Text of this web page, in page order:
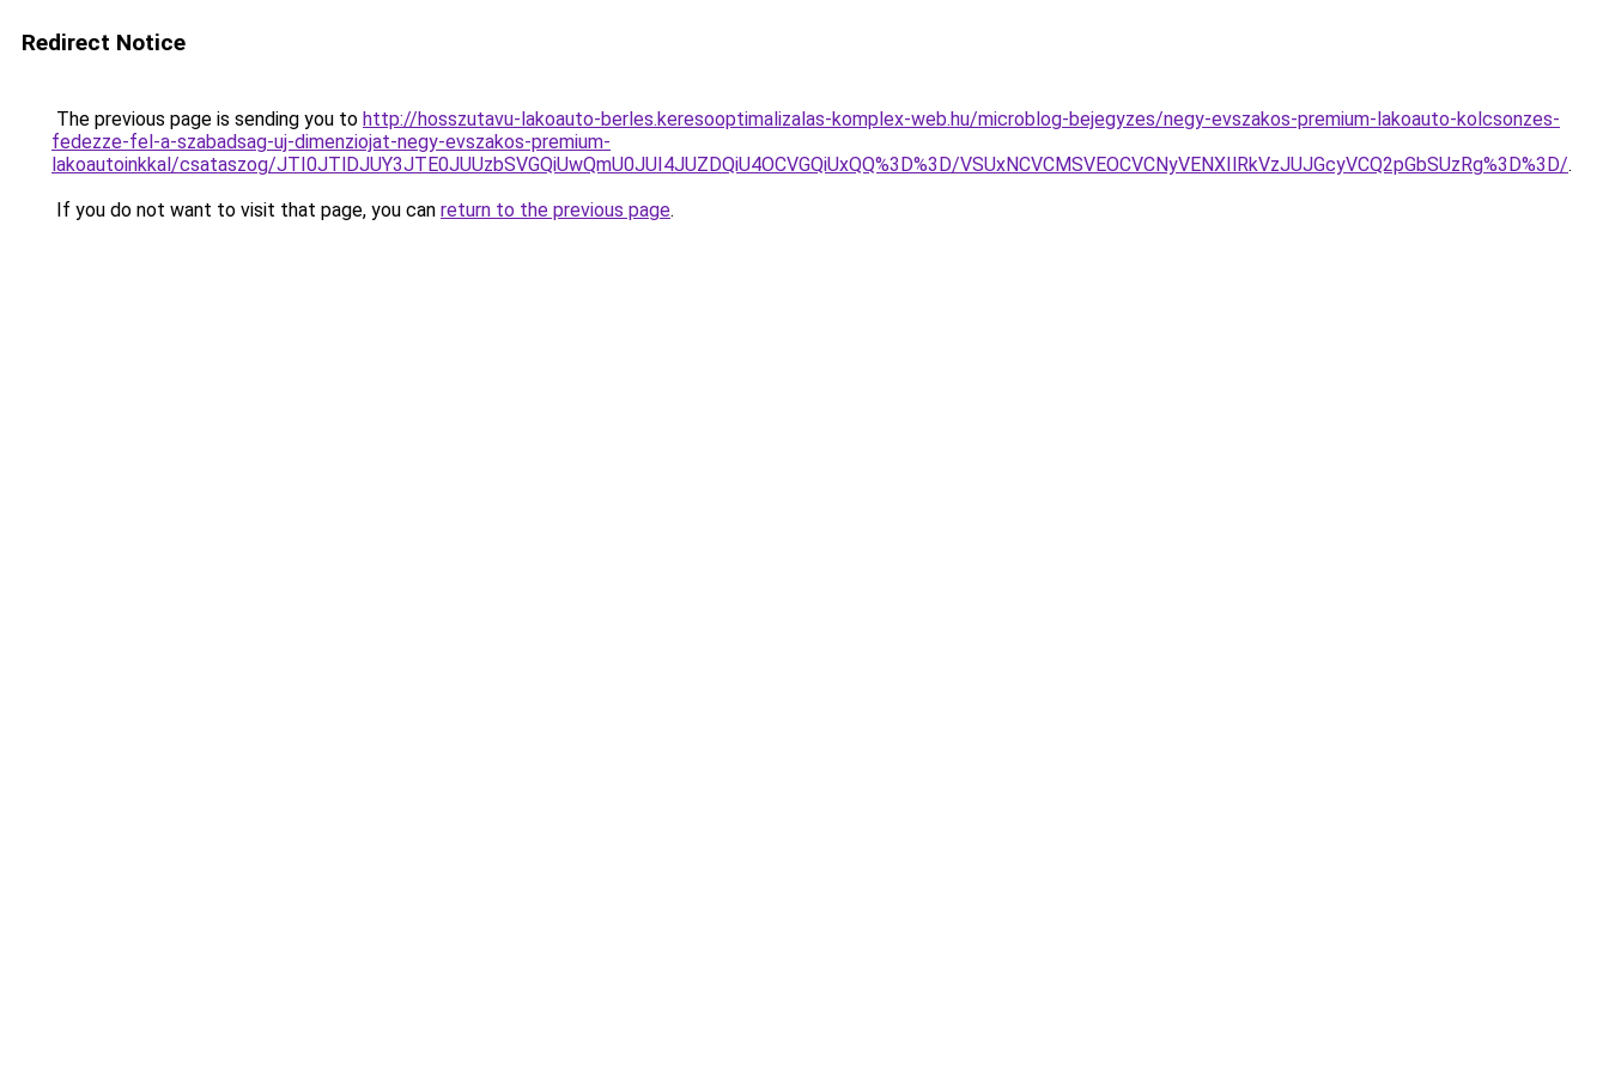
Redirect Notice
The previous page is sending you to http://hosszutavu-lakoauto-berles.keresooptimalizalas-komplex-web.hu/microblog-bejegyzes/negy-evszakos-premium-lakoauto-kolcsonzes-
fedezze-fel-a-szabadsag-uj-dimenziojat-negy-evszakos-premium-
lakoautoinkkal/csataszog/JTI0JTlDJUY3JTE0JUUzbSVGQiUwQmU0JUI4JUZDQiU4OCVGQiUxQQ%3D%3D/VSUxNCVCMSVEOCVCNyVENXIlRkVzJUJGcyVCQ2pGbSUzRg%3D%3D/.
If you do not want to visit that page, you can return to the previous page.